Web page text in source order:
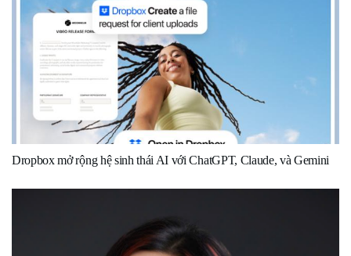
Dropbox mở rộng hệ sinh thái AI với ChatGPT, Claude, và Gemini